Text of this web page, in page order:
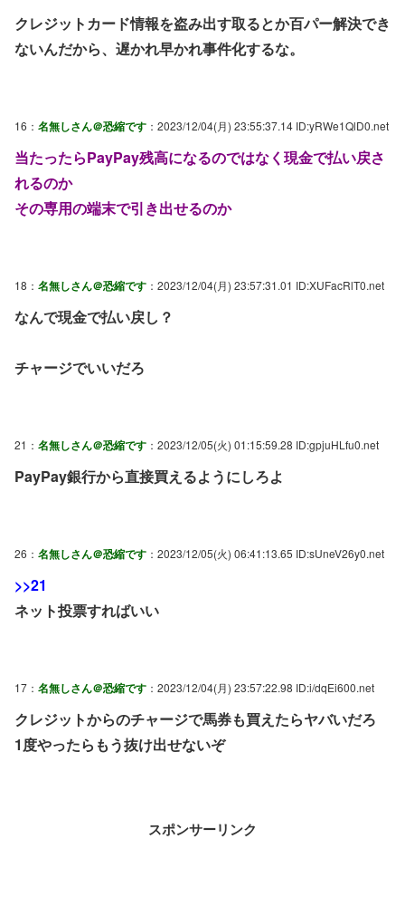
クレジットカード情報を盗み出す取るとか百パー解決でき
ないんだから、遅かれ早かれ事件化するな。
16： 名無しさん＠恐縮です ：2023/12/04(月) 23:55:37.14 ID:yRWe1QlD0.net
当たったらPayPay残高になるのではなく現金で払い戻さ
れるのか
その専用の端末で引き出せるのか
18： 名無しさん＠恐縮です ：2023/12/04(月) 23:57:31.01 ID:XUFacRlT0.net
なんで現金で払い戻し？
チャージでいいだろ
21： 名無しさん＠恐縮です ：2023/12/05(火) 01:15:59.28 ID:gpjuHLfu0.net
PayPay銀行から直接買えるようにしろよ
26： 名無しさん＠恐縮です ：2023/12/05(火) 06:41:13.65 ID:sUneV26y0.net
>>21
ネット投票すればいい
17： 名無しさん＠恐縮です ：2023/12/04(月) 23:57:22.98 ID:i/dqEi600.net
クレジットからのチャージで馬券も買えたらヤバいだろ
1度やったらもう抜け出せないぞ
スポンサーリンク